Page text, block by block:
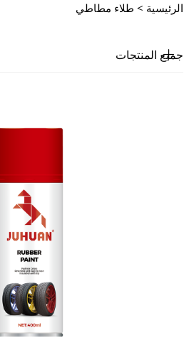
الرئيسية > طلاء مطاطي
جميع المنتجات